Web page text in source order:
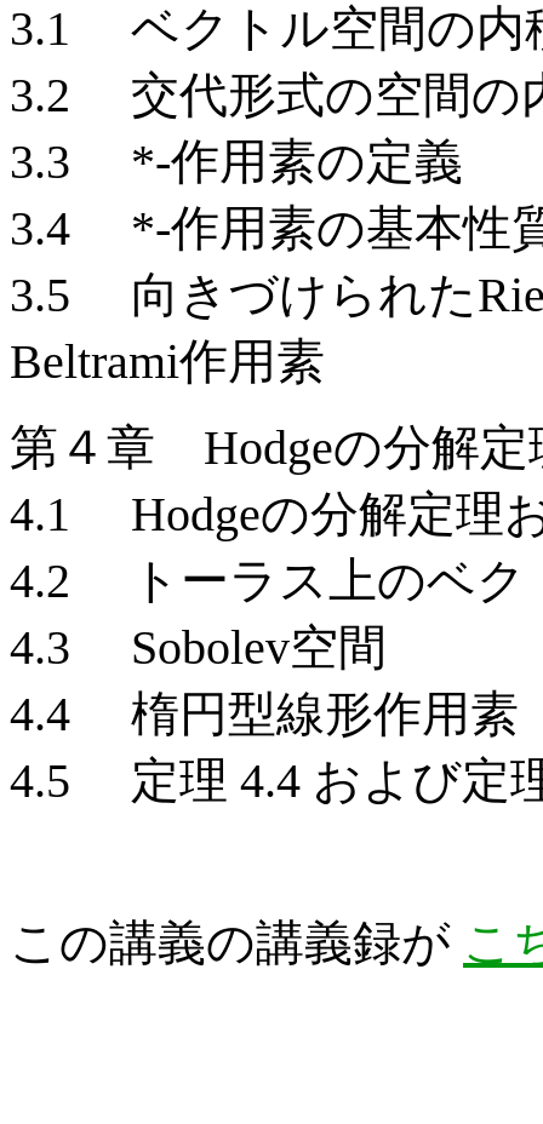
3.1 ベクトル空間の内
3.2 交代形式の空間の
3.3 *-作用素の定義
3.4 *-作用素の基本性
3.5 向きづけられた
Beltrami作用素
第４章 Hodgeの分解定
4.1 Hodgeの分解定理
4.2 トーラス上のベク
4.3 Sobolev空間
4.4 楕円型線形作用素
4.5 定理 4.4 および定
この講義の講義録が こ